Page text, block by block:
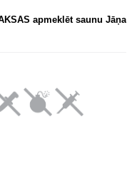
apmeklēt saunu Jāņa